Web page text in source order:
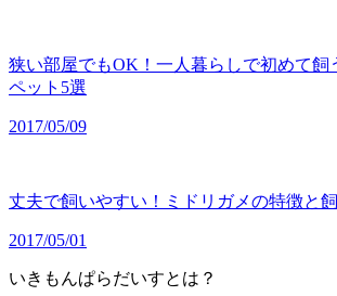
狭い部屋でもOK！一人暮らしで初めて飼
ペット5選
2017/05/09
丈夫で飼いやすい！ミドリガメの特徴と
2017/05/01
いきもんぱらだいすとは？